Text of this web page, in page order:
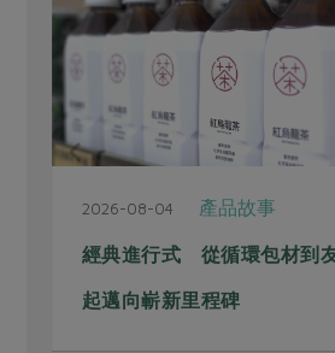
2026-08-04 產品故事
經典進行式 從循環包材到
起邁向嶄新里程碑